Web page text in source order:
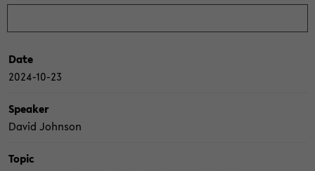
Date
2024-​10-23
Spea­ker
David John­son
Topic